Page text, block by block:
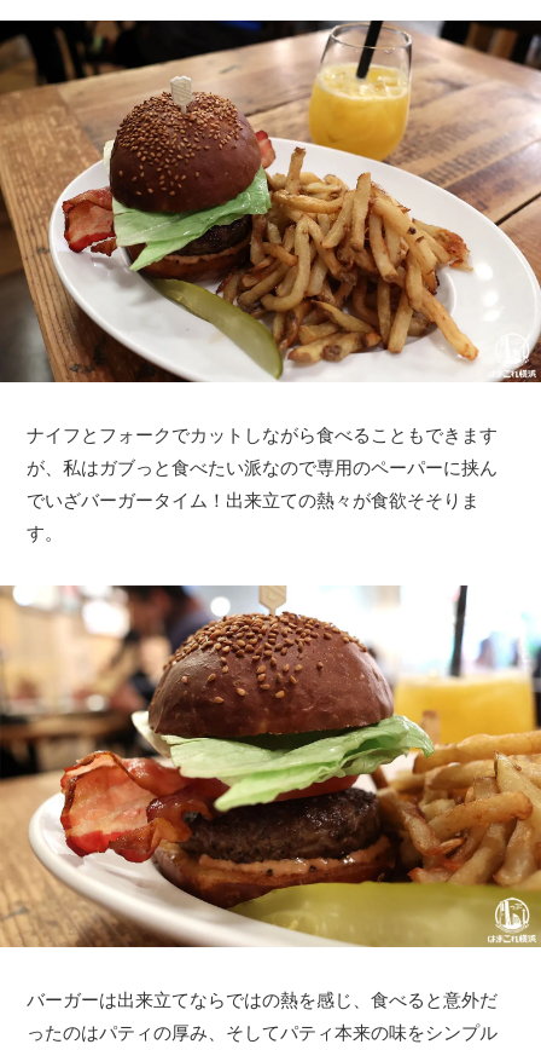
ナイフとフォークでカットしながら食べることもできます
が、私はガブっと食べたい派なので専用のペーパーに挟ん
でいざバーガータイム！出来立ての熱々が食欲そそりま
す。
バーガーは出来立てならではの熱を感じ、食べると意外だ
ったのはパティの厚み、そしてパティ本来の味をシンプル